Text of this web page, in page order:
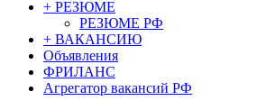
+ РЕЗЮМЕ
РЕЗЮМЕ РФ
+ ВАКАНСИЮ
Объявления
ФРИЛАНС
Агрегатор вакансий РФ